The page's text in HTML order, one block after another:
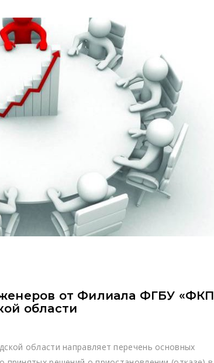
от Филиала ФГБУ «ФКП
области
области направляет перечень основных